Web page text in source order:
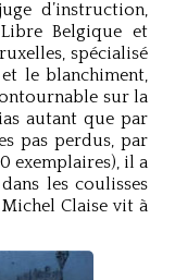
d’instruction,
Belgique et
spécialisé
le blanchiment,
sur la
autant que par
pas perdus, par
exemplaires), il a
les coulisses
Claise vit à